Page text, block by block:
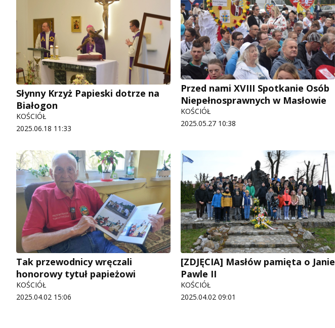
Słynny Krzyż Papieski dotrze na
Białogon
KOŚCIÓŁ
2025.06.18 11:33
Przed nami XVIII Spotkanie Osób
Niepełnosprawnych w Masłowie
KOŚCIÓŁ
2025.05.27 10:38
Tak przewodnicy wręczali
honorowy tytuł papieżowi
KOŚCIÓŁ
2025.04.02 15:06
[ZDJĘCIA] Masłów pamięta o Janie
Pawle II
KOŚCIÓŁ
2025.04.02 09:01